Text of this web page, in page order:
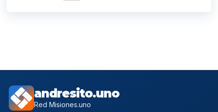
andresito.uno
Red Misiones.uno